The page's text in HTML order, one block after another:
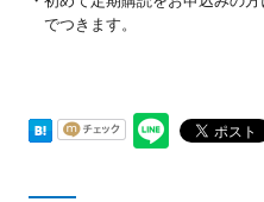
でつきます。